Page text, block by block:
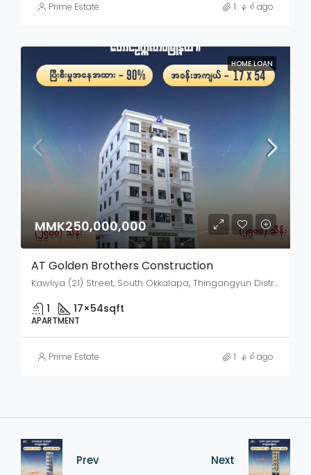
Prime Estate 1 နှစ် ago
HOME LOAN
MMK250,000,000
AT Golden Brothers Construction
Kawliya (21) Street, South Okkalapa, Thingangyun District, Yangon City, Yangon, 11090, Myanmar
1 17×54sqft
APARTMENT
Prime Estate 1 နှစ် ago
Prev Next